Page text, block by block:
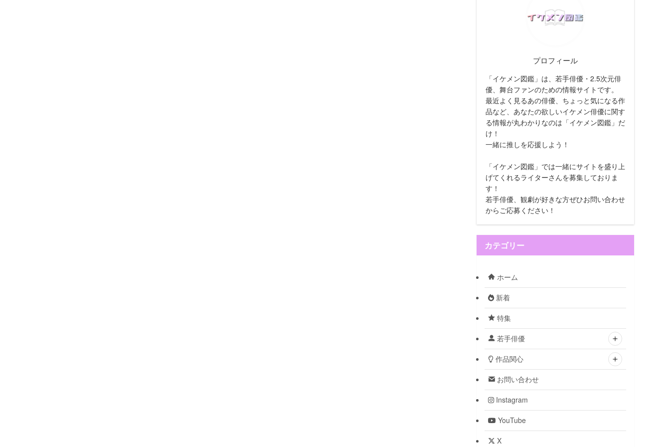
プロフィール
「イケメン図鑑」は、若手俳優・2.5次元俳
優、舞台ファンのための情報サイトです。
最近よく見るあの俳優、ちょっと気になる作
品など、あなたの欲しいイケメン俳優に関す
る情報が丸わかりなのは「イケメン図鑑」だ
け！
一緒に推しを応援しよう！
「イケメン図鑑」では一緒にサイトを盛り上
げてくれるライターさんを募集しておりま
す！
若手俳優、観劇が好きな方ぜひお問い合わせ
からご応募ください！
カテゴリー
ホーム
新着
特集
若手俳優
作品関心
お問い合わせ
Instagram
YouTube
X